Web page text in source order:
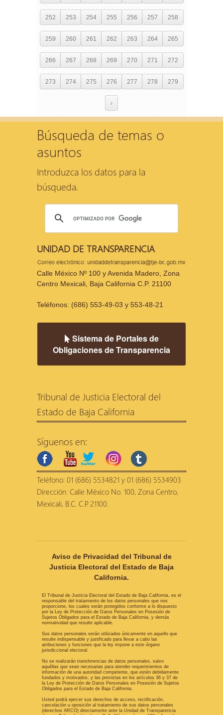
252 253 254 255 256 257 258
259 260 261 262 263 264 265
266 267 268 269 270 271 272
273 274 275 276 277 278 279
›
Búsqueda de temas o
asuntos
Introduzca los datos para la
búsqueda.
UNIDAD DE TRANSPARENCIA
Calle México Nº 100 y Avenida Madero, Zona
Centro Mexicali, Baja California C.P. 21100
Teléfonos: (686) 553-49-03 y 553-48-21
Sistema de Portales de
Obligaciones de Transparencia
Tribunal de Justicia Electoral del
Estado de Baja California
Síguenos en:
facebookyoutubetwitter
Teléfono: 01 (686) 5534821 y 01 (686) 5534903
Dirección: Calle México No. 100, Zona Centro,
Mexicali, B.C. C.P. 21100.
Aviso de Privacidad del Tribunal de
Justicia Electoral del Estado de Baja
California.
El Tribunal de Justicia Electoral del Estado de Baja California, es el
responsable del tratamiento de los datos personales que nos
proporcione, los cuales serán protegidos conforme a lo dispuesto
por la Ley de Protección de Datos Personales en Posesión de
Sujetos Obligados para el Estado de Baja California, y demás
normatividad que resulte aplicable.
Sus datos personales serán utilizados únicamente en aquello que
resulte indispensable y justificado para llevar a cabo las
atribuciones y funciones que la ley impone a este órgano
jurisdiccional electoral.
No se realizarán transferencias de datos personales, salvo
aquéllas que sean necesarias para atender requerimientos de
información de una autoridad competente, que estén debidamente
fundados y motivados, y las previstas en los artículos 36 y 37 de
la Ley de Protección de Datos Personales en Posesión de Sujetos
Obligados para el Estado de Baja California.
Usted podrá ejercer sus derechos de acceso, rectificación,
cancelación u oposición al tratamiento de sus datos personales
(derechos ARCO) directamente ante la Unidad de Transparencia